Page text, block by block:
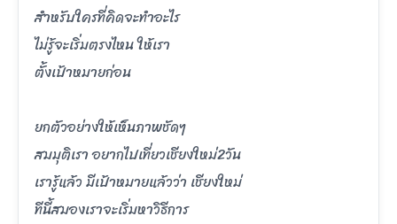
สำหรับใครที่คิดจะทำอะไร
ไม่รู้จะเริ่มตรงไหน ให้เรา
ตั้งเป้าหมายก่อน
ยกตัวอย่างให้เห็นภาพชัดๆ
สมมุติเรา อยากไปเที่ยวเชียงใหม่2วัน
เรารู้แล้ว มีเป้าหมายแล้วว่า เชียงใหม่
ทีนี้สมองเราจะเริ่มหาวิธีการ